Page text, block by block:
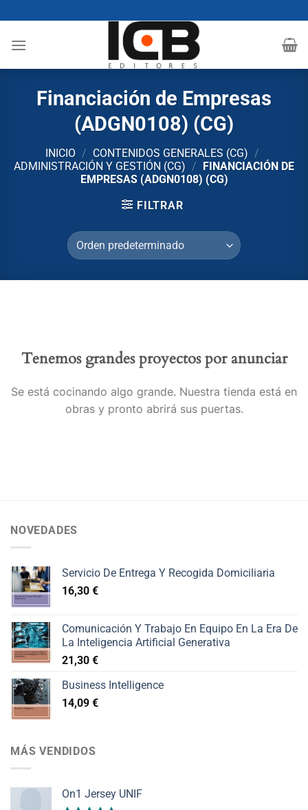
al
contenido
Financiación de Empresas
(ADGN0108) (CG)
INICIO / CONTENIDOS GENERALES (CG) /
ADMINISTRACIÓN Y GESTIÓN (CG) /
FINANCIACIÓN DE
EMPRESAS (ADGN0108) (CG)
FILTRAR
Tenemos grandes proyectos por anunciar
Se está cocinando algo grande. Nuestra tienda está en
obras y pronto abrirá sus puertas.
NOVEDADES
Servicio De Entrega Y Recogida Domiciliaria
16,30 €
Comunicación Y Trabajo En Equipo En La Era De
La Inteligencia Artificial Generativa
21,30 €
Business Intelligence
14,09 €
MÁS VENDIDOS
On1 Jersey UNIF